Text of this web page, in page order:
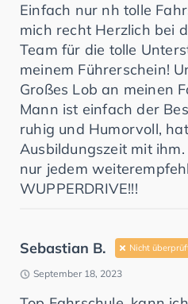
Einfach nur nh tolle
mich recht Herzlich bei
Team für die tolle
meinem Führerschein!
Großes Lob an meinen
Mann ist einfach der
ruhig und Humorvoll,
Ausbildungszeit mit
nur jedem
WUPPERDRIVE!!!
Sebastian B. Nicht
September 18, 2023